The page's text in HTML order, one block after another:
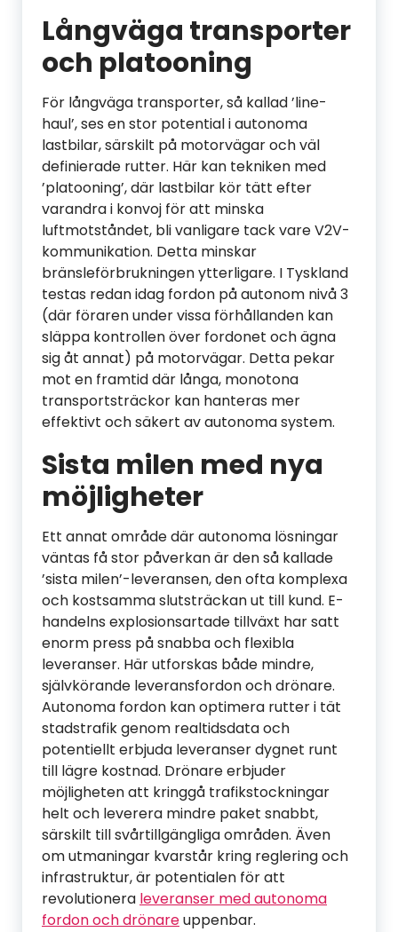
Långväga transporter
och platooning
För långväga transporter, så kallad ’line-
haul’, ses en stor potential i autonoma
lastbilar, särskilt på motorvägar och väl
definierade rutter. Här kan tekniken med
’platooning’, där lastbilar kör tätt efter
varandra i konvoj för att minska
luftmotståndet, bli vanligare tack vare V2V-
kommunikation. Detta minskar
bränsleförbrukningen ytterligare. I Tyskland
testas redan idag fordon på autonom nivå 3
(där föraren under vissa förhållanden kan
släppa kontrollen över fordonet och ägna
sig åt annat) på motorvägar. Detta pekar
mot en framtid där långa, monotona
transportsträckor kan hanteras mer
effektivt och säkert av autonoma system.
Sista milen med nya
möjligheter
Ett annat område där autonoma lösningar
väntas få stor påverkan är den så kallade
’sista milen’-leveransen, den ofta komplexa
och kostsamma slutsträckan ut till kund. E-
handelns explosionsartade tillväxt har satt
enorm press på snabba och flexibla
leveranser. Här utforskas både mindre,
självkörande leveransfordon och drönare.
Autonoma fordon kan optimera rutter i tät
stadstrafik genom realtidsdata och
potentiellt erbjuda leveranser dygnet runt
till lägre kostnad. Drönare erbjuder
möjligheten att kringgå trafikstockningar
helt och leverera mindre paket snabbt,
särskilt till svårtillgängliga områden. Även
om utmaningar kvarstår kring reglering och
infrastruktur, är potentialen för att
revolutionera leveranser med autonoma
fordon och drönareuppenbar.